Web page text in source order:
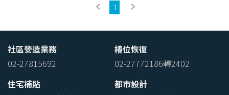
keyboard_arrow_left 1 keyboard_arrow_right
社區營造業務
02-27815692
椿位恢復
02-27772186轉2402
住宅補貼
都市設計